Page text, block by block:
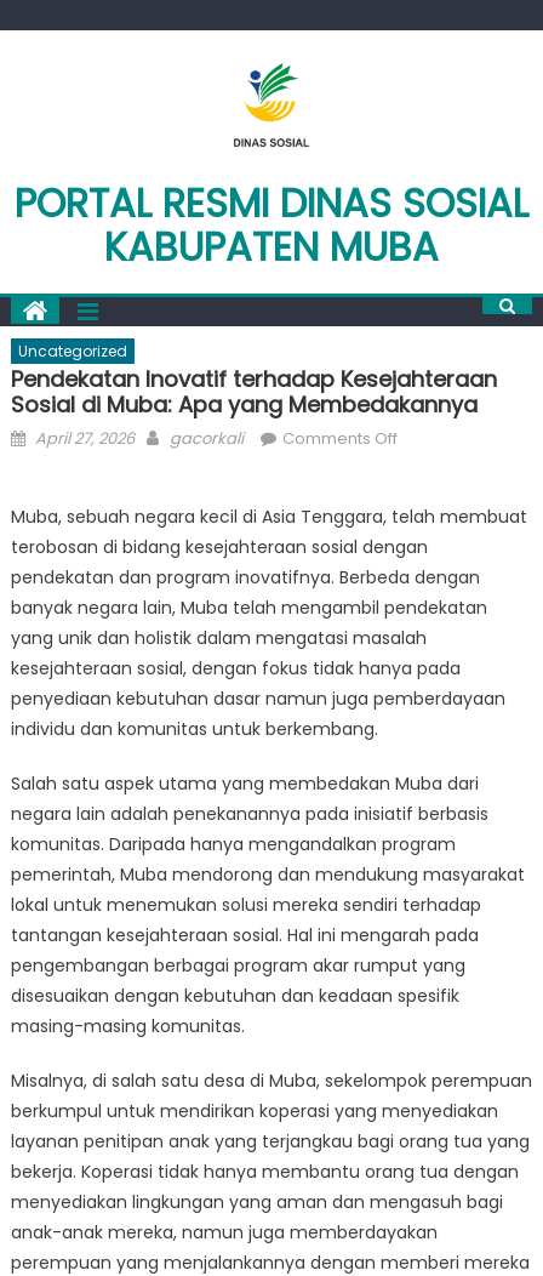
PORTAL RESMI DINAS SOSIAL
KABUPATEN MUBA
Uncategorized
Pendekatan Inovatif terhadap Kesejahteraan
Sosial di Muba: Apa yang Membedakannya
Posted
April 27, 2026 Author
gacorkali Comments Offon
terhadap
Kesejahteraan
Sosial
di
Muba:
Apa
yang
Membedakannya
Muba, sebuah negara kecil di Asia Tenggara, telah membuat
terobosan di bidang kesejahteraan sosial dengan
pendekatan dan program inovatifnya. Berbeda dengan
banyak negara lain, Muba telah mengambil pendekatan
yang unik dan holistik dalam mengatasi masalah
kesejahteraan sosial, dengan fokus tidak hanya pada
penyediaan kebutuhan dasar namun juga pemberdayaan
individu dan komunitas untuk berkembang.
Salah satu aspek utama yang membedakan Muba dari
negara lain adalah penekanannya pada inisiatif berbasis
komunitas. Daripada hanya mengandalkan program
pemerintah, Muba mendorong dan mendukung masyarakat
lokal untuk menemukan solusi mereka sendiri terhadap
tantangan kesejahteraan sosial. Hal ini mengarah pada
pengembangan berbagai program akar rumput yang
disesuaikan dengan kebutuhan dan keadaan spesifik
masing-masing komunitas.
Misalnya, di salah satu desa di Muba, sekelompok perempuan
berkumpul untuk mendirikan koperasi yang menyediakan
layanan penitipan anak yang terjangkau bagi orang tua yang
bekerja. Koperasi tidak hanya membantu orang tua dengan
menyediakan lingkungan yang aman dan mengasuh bagi
anak-anak mereka, namun juga memberdayakan
perempuan yang menjalankannya dengan memberi mereka